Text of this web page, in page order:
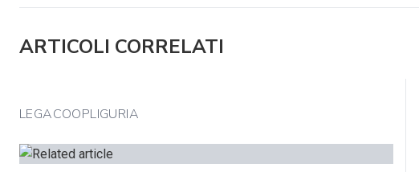
ARTICOLI CORRELATI
LEGACOOPLIGURIA